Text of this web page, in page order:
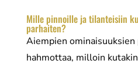
Mille pinnoille ja tilanteisiin
parhaiten?
Aiempien
hahmottaa, milloin